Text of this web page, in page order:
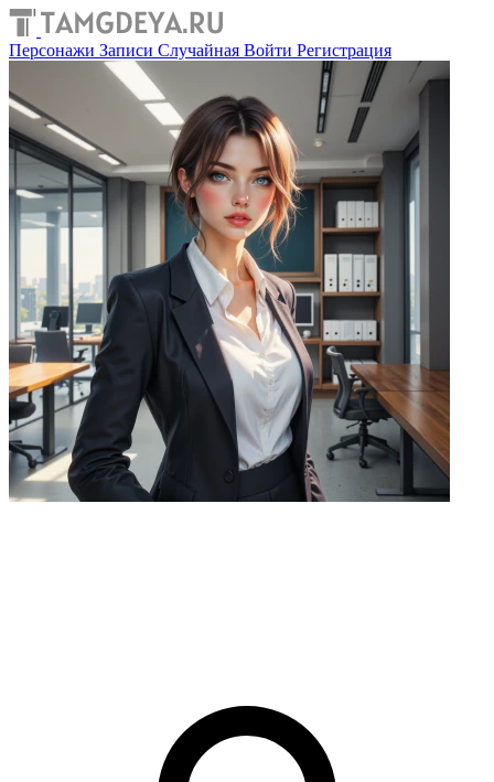
Персонажи Записи Случайная Войти Регистрация